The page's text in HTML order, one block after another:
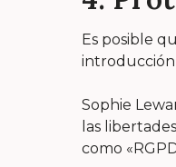
Es posible
introducción
Sophie
las
como